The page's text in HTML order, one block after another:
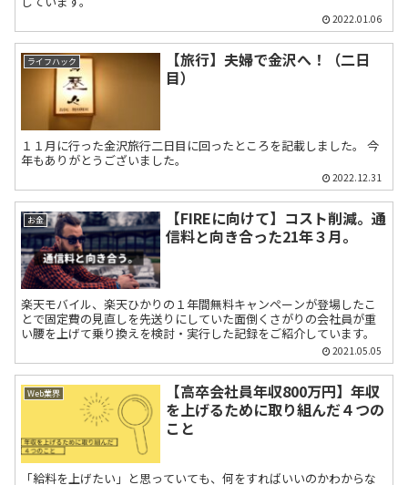
2022.01.06
ライフハック
【旅行】夫婦で金沢へ！（二日
目）
１１月に行った金沢旅行二日目に回ったところを記載しました。 今
年もありがとうございました。
2022.12.31
お金
【FIREに向けて】コスト削減。通
信料と向き合った21年３月。
楽天モバイル、楽天ひかりの１年間無料キャンペーンが登場したこ
とで固定費の見直しを先送りにしていた面倒くさがりの会社員が重
い腰を上げて乗り換えを検討・実行した記録をご紹介しています。
2021.05.05
Web業界
【高卒会社員年収800万円】年収
を上げるために取り組んだ４つの
こと
「給料を上げたい」と思っていても、何をすればいいのかわからな